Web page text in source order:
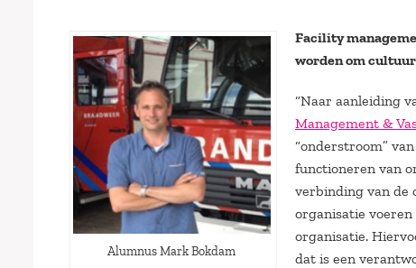
Alumnus Mark Bokdam
Facility
worden om
“Naar aanleiding
Management &
“onderstroom”
functioneren van
verbinding van de
organisatie
organisatie.
dat is een